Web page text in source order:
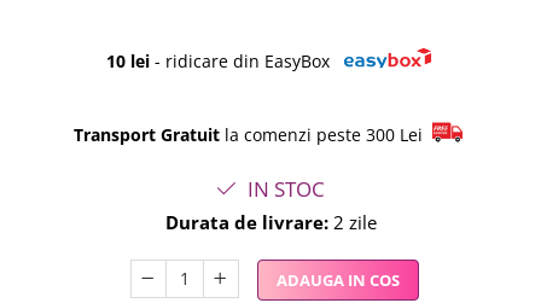
10 lei- ridicare din EasyBox
Transport Gratuit la comenzi peste 300 Lei
IN STOC
Durata de livrare:2 zile
ADAUGA IN COS